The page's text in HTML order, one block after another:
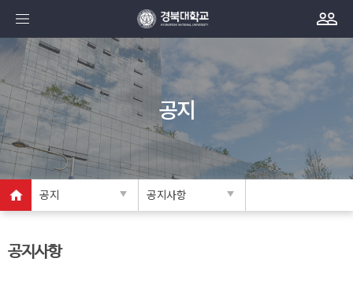
공지
공지 공지사항
공지사항